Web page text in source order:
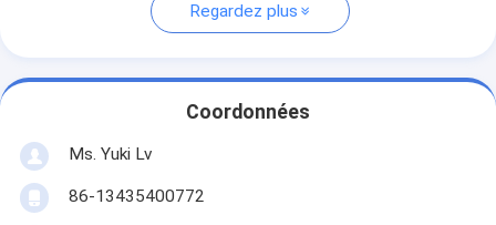
Regardez plus
Coordonnées
Ms. Yuki Lv
86-13435400772